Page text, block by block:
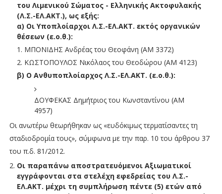
του Λιμενικού Σώματος - Ελληνικής Ακτοφυλακής
(Λ.Σ.-ΕΛ.ΑΚΤ.), ως εξής:
α) Οι Υποπλοίαρχοι Λ.Σ.-ΕΛ.ΑΚΤ. εκτός οργανικών
θέσεων (ε.ο.θ.):
ΜΠΟΝΙΔΗΣ Ανδρέας του Θεοφάνη (ΑΜ 3372)
ΚΩΣΤΟΠΟΥΛΟΣ Νικόλαος του Θεοδώρου (ΑΜ 4123)
β) Ο Ανθυποπλοίαρχος Λ.Σ.-ΕΛ.ΑΚΤ. (ε.ο.θ.):
ΔΟΥΦΕΚΑΣ Δημήτριος του Κωνσταντίνου (ΑΜ
4957)
Οι ανωτέρω θεωρήθηκαν ως «ευδόκιμως τερματίσαντες τη
σταδιοδρομία τους», σύμφωνα με την παρ. 10 του άρθρου 37
του π.δ. 81/2012.
Οι παραπάνω αποστρατευόμενοι Αξιωματικοί
εγγράφονται στα στελέχη εφεδρείας του Λ.Σ.-
ΕΛ.ΑΚΤ. μέχρι τη συμπλήρωση πέντε (5) ετών από